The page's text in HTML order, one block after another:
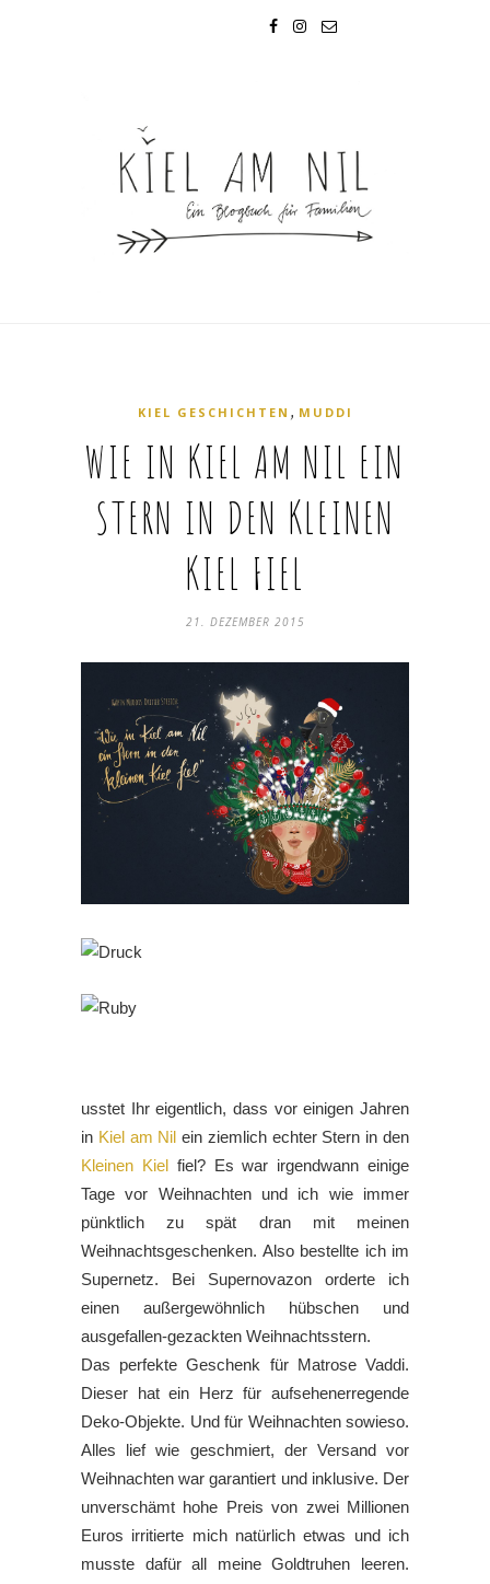
KIEL GESCHICHTEN , MUDDI
WIE IN KIEL AM NIL EIN
STERN IN DEN KLEINEN
KIEL FIEL
21. DEZEMBER 2015
usstet Ihr eigentlich, dass vor einigen Jahren
in Kiel am Nil ein ziemlich echter Stern in den
Kleinen Kielfiel? Es war irgendwann einige
Tage vor Weihnachten und ich wie immer
pünktlich zu spät dran mit meinen
Weihnachtsgeschenken. Also bestellte ich im
Supernetz. Bei Supernovazon orderte ich
einen außergewöhnlich hübschen und
ausgefallen-gezackten Weihnachtsstern.
Das perfekte Geschenk für Matrose Vaddi.
Dieser hat ein Herz für aufsehenerregende
Deko-Objekte. Und für Weihnachten sowieso.
Alles lief wie geschmiert, der Versand vor
Weihnachten war garantiert und inklusive. Der
unverschämt hohe Preis von zwei Millionen
Euros irritierte mich natürlich etwas und ich
musste dafür all meine Goldtruhen leeren.